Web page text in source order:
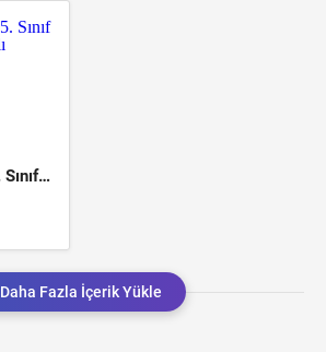
Sosyal Bilgiler 5. Sınıf 1. Dönem 2. Yazılı Örneği
Daha Fazla İçerik Yükle